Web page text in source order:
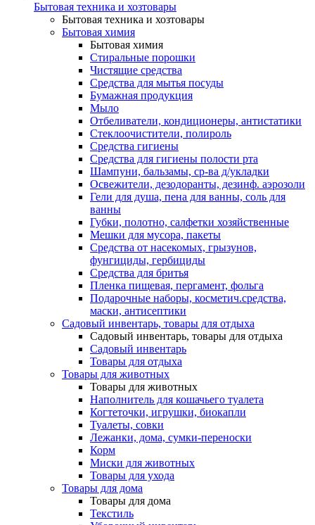
Бытовая техника и хозтовары
Бытовая техника и хозтовары
Бытовая химия
Бытовая химия
Стиральные порошки
Чистящие средства
Средства для мытья посуды
Бумажная продукция
Мыло
Отбеливатели, кондиционеры, антистатики
Стеклоочистители, полироль
Средства гигиены
Средства для гигиены полости рта
Шампуни, бальзамы, ср-ва д/укладки
Освежители, дезодоранты, дезинф. аэрозоли
Гели для душа, пена для ванны, соль для
ванны
Губки, полотно, салфетки хозяйственные
Мешки для мусора, пакеты
Средства от насекомых, грызунов,
фунгициды, гербициды
Средства для бритья
Пленка пищевая, пергамент, фольга
Подарочные наборы, косметич.средства,
маски, антисептики
Садовый инвентарь, товары для отдыха
Садовый инвентарь, товары для отдыха
Садовый инвентарь
Товары для отдыха
Товары для животных
Товары для животных
Наполнитель для кошачьего туалета
Когтеточки, игрушки, биокапли
Туалеты, совки
Лежанки, дома, сумки-переноски
Корм
Миски для животных
Товары для ухода
Товары для дома
Товары для дома
Текстиль